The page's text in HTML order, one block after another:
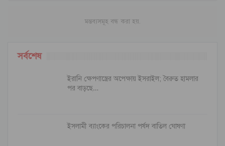
মন্তব্যসমূহ বন্ধ করা হয়.
সর্বশেষ
ইরানি ক্ষেপণাস্ত্রের অপেক্ষায় ইসরাইল; বৈরুত হামলার
পর বাড়ছে…
ইসলামী ব্যাংকের পরিচালনা পর্ষদ বাতিল ঘোষণা